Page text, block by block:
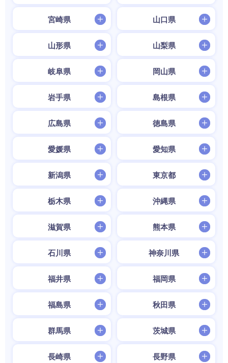
宮崎県 山口県
山形県 山梨県
岐阜県 岡山県
岩手県 島根県
広島県 徳島県
愛媛県 愛知県
新潟県 東京都
栃木県 沖縄県
滋賀県 熊本県
石川県 神奈川県
福井県 福岡県
福島県 秋田県
群馬県 茨城県
長崎県 長野県